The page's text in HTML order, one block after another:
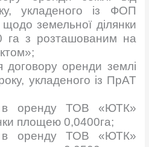
укладеного із ФОП
земельної ділянки
га з розташованим на
договору оренди землі
укладеного із ПрАТ
в оренду ТОВ «ЮТК»
площею 0,0400га;
в оренду ТОВ «ЮТК»